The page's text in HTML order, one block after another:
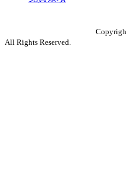
All Rights Reserved.